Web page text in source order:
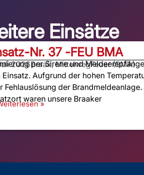
Einsätze
Nr. 37 -FEU BMA
2026Braak, MittelwegFeuer (BMA)
per Sirene und
Einsatz. Aufgrund der hohen
Fehlauslösung der
waren unsere Braaker
»